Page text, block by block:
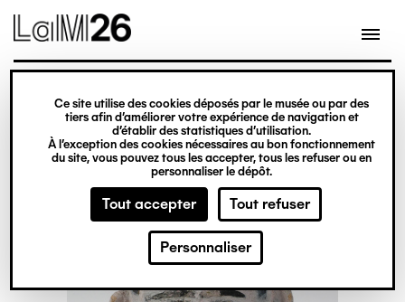
Gestion des cookies
Ce site utilise des cookies déposés par le musée ou par des
tiers afin d’améliorer votre expérience de navigation et
d’établir des statistiques d’utilisation.
À l’exception des cookies nécessaires au bon fonctionnement
du site, vous pouvez tous les accepter, tous les refuser ou en
personnaliser le dépôt.
Tout accepter Tout refuser
Personnaliser
contenu